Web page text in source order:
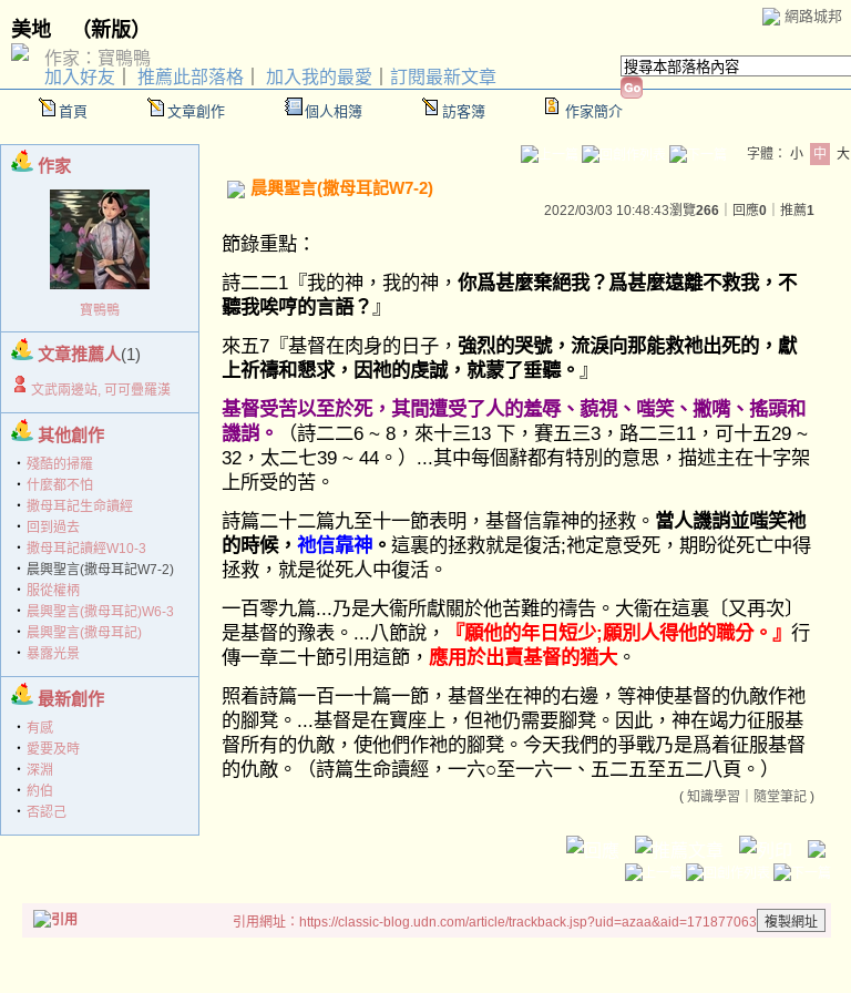
網路城邦
美地 （新版）
首頁 文章創作 個人相簿 訪客簿 作家簡介
加入好友 推薦此部落格 加入我的最愛 訂閱最新文章
作家：寶鴨鴨
作家
寶鴨鴨
文章推薦人(1)
文武兩邊站, 可可疊羅漢
其他創作
‧ 殘酷的掃羅
‧ 什麼都不怕
‧ 撒母耳記生命讀經
‧ 回到過去
‧ 撒母耳記讀經W10-3
‧ 晨興聖言(撒母耳記W7-2)
‧ 服從權柄
‧ 晨興聖言(撒母耳記)W6-3
‧ 晨興聖言(撒母耳記)
‧ 暴露光景
最新創作
‧ 有感
‧ 愛要及時
‧ 深淵
‧ 約伯
‧ 否認己
字體： 小 中 大
晨興聖言(撒母耳記W7-2)
2022/03/03 10:48:43瀏覽266 ｜回應0 ｜推薦1
節錄重點：
詩二二1『我的神，我的神， 你爲甚麼棄絕我？爲甚麼遠離不救我，不
聽我唉哼的言語？』
來五7『基督在肉身的日子， 強烈的哭號，流淚向那能救祂出死的，獻
上祈禱和懇求，因祂的虔誠，就蒙了垂聽。 』
基督受苦以至於死，其間遭受了人的羞辱、藐視、嗤笑、撇嘴、搖頭和
譏誚。
（詩二二6 ~ 8，來十三13 下，賽五三3，路二三11，可十五29 ~
32，太二七39 ~ 44。）...其中每個辭都有特別的意思，描述主在十字架
上所受的苦。
詩篇二十二篇九至十一節表明，基督信靠神的拯救。 當人譏誚並嗤笑祂
的時候， 祂信靠神 。 這裏的拯救就是復活;祂定意受死，期盼從死亡中得
拯救，就是從死人中復活。
一百零九篇...乃是大衞所獻關於他苦難的禱告。大衞在這裏〔又再次〕
是基督的豫表。...八節說，
『願他的年日短少;願別人得他的職分。』 行
傳一章二十節引用這節， 應用於出賣基督的猶大 。
照着詩篇一百一十篇一節，基督坐在神的右邊，等神使基督的仇敵作祂
的腳凳。...基督是在寶座上，但祂仍需要腳凳。因此，神在竭力征服基
督所有的仇敵，使他們作祂的腳凳。今天我們的爭戰乃是爲着征服基督
的仇敵。（詩篇生命讀經，一六○至一六一、五二五至五二八頁。）
( 知識學習 隨堂筆記 )
引用網址：https://classic-blog.udn.com/article/trackback.jsp?uid=azaa&aid=171877063